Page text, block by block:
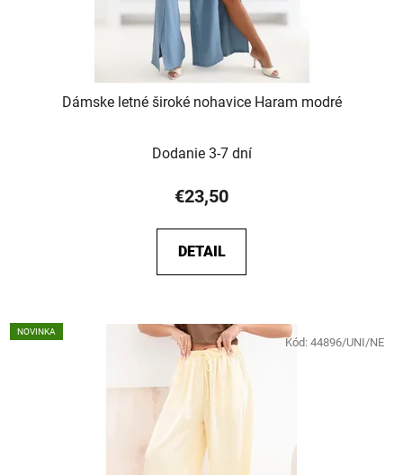
Dámske letné široké nohavice Haram modré
Dodanie 3-7 dní
€23,50
DETAIL
NOVINKA
Kód: 44896/UNI/NE